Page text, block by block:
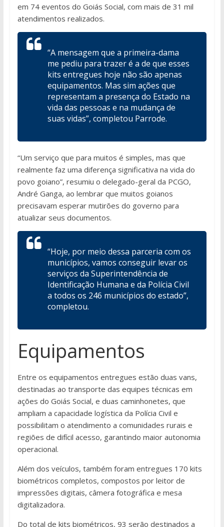
em 74 eventos do Goiás Social, com mais de 31 mil
atendimentos realizados.
“A mensagem que a primeira-dama
me pediu para trazer é a de que esses
kits entregues hoje não são apenas
equipamentos. Mas sim ações que
representam a presença do Estado na
vida das pessoas e na mudança de
suas vidas”, completou Parrode.
“Um serviço que para muitos é simples, mas que
realmente faz uma diferença significativa na vida do
povo goiano”, resumiu o delegado-geral da PCGO,
André Ganga, ao lembrar que muitos goianos
precisavam esperar mutirões do governo para
atualizar seus documentos.
“Hoje, por meio dessa parceria com os
municípios, vamos conseguir levar os
serviços da Superintendência de
Identificação Humana e da Polícia Civil
a todos os 246 municípios do estado”,
completou.
Equipamentos
Entre os equipamentos entregues estão duas vans,
destinadas ao transporte das equipes técnicas em
ações do Goiás Social, e duas caminhonetes, que
ampliam a capacidade logística da Polícia Civil e
possibilitam o atendimento a comunidades rurais e
regiões de difícil acesso, garantindo maior autonomia
operacional.
Além dos veículos, também foram entregues 170 kits
biométricos completos, compostos por leitor de
impressões digitais, câmera fotográfica e mesa
digitalizadora.
Do total de kits biométricos, 93 serão destinados a